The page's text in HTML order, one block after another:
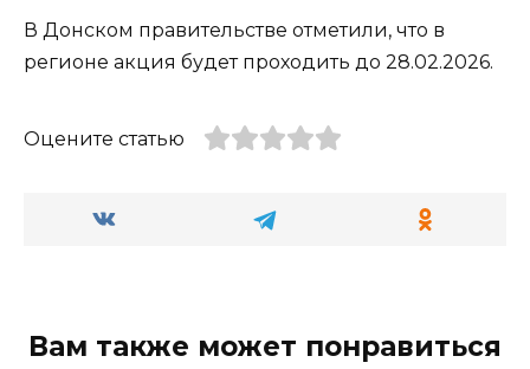
В Донском правительстве отметили, что в
регионе акция будет проходить до 28.02.2026.
Оцените статью
Вам также может понравиться